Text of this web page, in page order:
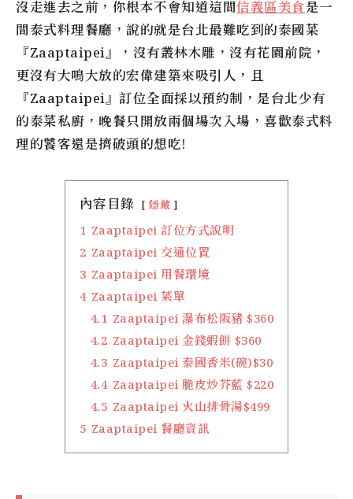
沒走進去之前，你根本不會知道這間信義區美食是一
間泰式料理餐廳，說的就是台北最難吃到的泰國菜
『Zaaptaipei』，沒有叢林木雕，沒有花園前院，
更沒有大鳴大放的宏偉建築來吸引人，且
『Zaaptaipei』訂位全面採以預約制，是台北少有
的泰菜私廚，晚餐只開放兩個場次入場，喜歡泰式料
理的饕客還是擠破頭的想吃!
內容目錄 隱藏
1 Zaaptaipei 訂位方式說明
2 Zaaptaipei 交通位置
3 Zaaptaipei 用餐環境
4 Zaaptaipei 菜單
4.1 Zaaptaipei 瀑布松阪豬 $360
4.2 Zaaptaipei 金錢蝦餅 $360
4.3 Zaaptaipei 泰國香米(碗)$30
4.4 Zaaptaipei 脆皮炒芥藍 $220
4.5 Zaaptaipei 火山排骨湯$499
5 Zaaptaipei 餐廳資訊